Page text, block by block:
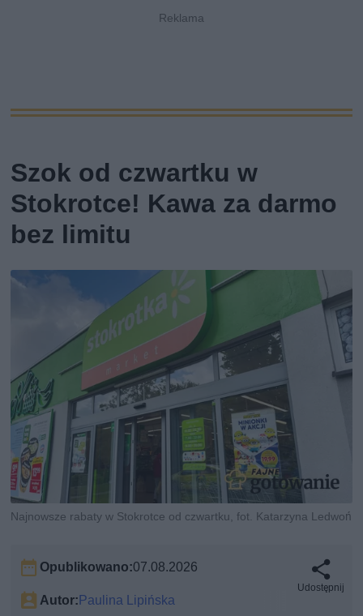
Szok od czwartku w
Stokrotce! Kawa za darmo
bez limitu
Najnowsze rabaty w Stokrotce od czwartku, fot. Katarzyna Ledwoń
Opublikowano:07.08.2026
Autor:Paulina Lipińska
Udostępnij